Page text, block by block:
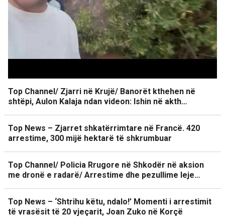
Top Channel/ Zjarri në Krujë/ Banorët kthehen në
shtëpi, Aulon Kalaja ndan videon: Ishin në akth…
Top News – Zjarret shkatërrimtare në Francë. 420
arrestime, 300 mijë hektarë të shkrumbuar
Top Channel/ Policia Rrugore në Shkodër në aksion
me dronë e radarë/ Arrestime dhe pezullime leje…
Top News – ‘Shtrihu këtu, ndalo!’ Momenti i arrestimit
të vrasësit të 20 vjeçarit, Joan Zuko në Korçë